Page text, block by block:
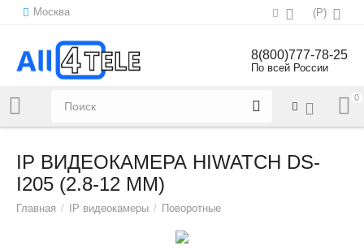
Москва (Р)
Напишите нам:sales@all4tele.com
8(800)777-78-25
По всей России
0
IP ВИДЕОКАМЕРА HIWATCH DS-
I205 (2.8-12 MM)
Главная / IP видеокамеры / Поворотные